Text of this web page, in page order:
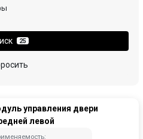
25
управления двери
левой